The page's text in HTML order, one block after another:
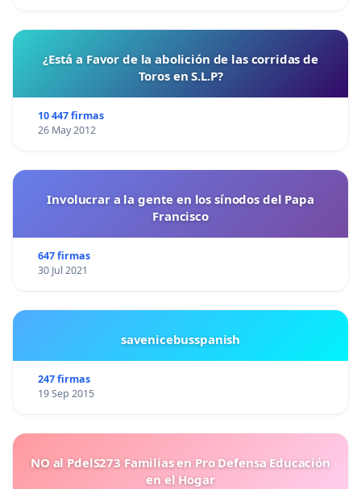
¿Está a Favor de la abolición de las corridas de
Toros en S.L.P?
10 447 firmas
26 May 2012
Involucrar a la gente en los sínodos del Papa
Francisco
647 firmas
30 Jul 2021
savenicebusspanish
247 firmas
19 Sep 2015
NO al PdelS273 Familias en Pro Defensa Educación
en el Hogar